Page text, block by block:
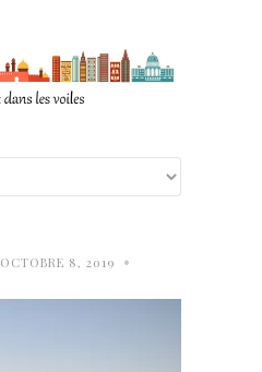
OCTOBRE 8, 2019 •